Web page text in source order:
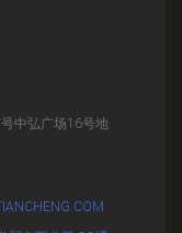
中弘广场16号地